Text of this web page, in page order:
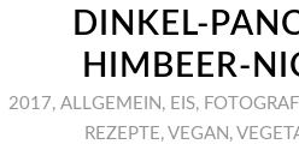
DINKEL-
HIMBEER-
2017, ALLGEMEIN , EIS,
REZEPTE, VEGAN ,